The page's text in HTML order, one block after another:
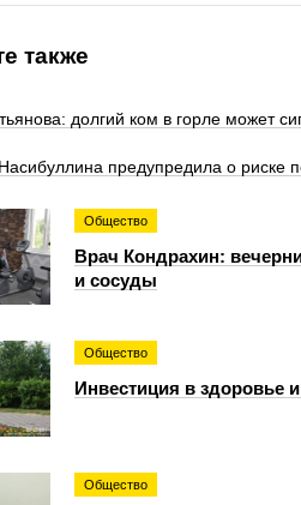
также
долгий ком в горле может
предупредила о риске
Общество
Врач Кондрахин:
и сосуды
Общество
Инвестиция в здоровье
Общество